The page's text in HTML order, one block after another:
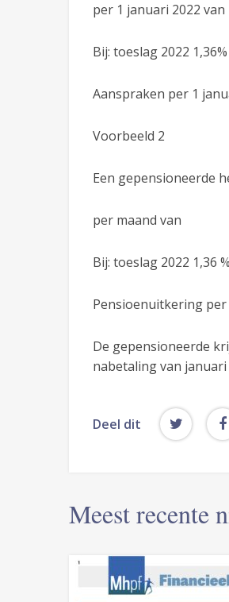
per 1
Bij:
Aanspraken per 1
Voorbeeld 2
Een gepensioneerde
per
Bij:
Pensioenuitkering
De gepensioneerde
nabetaling van
Deel dit
Meest recente